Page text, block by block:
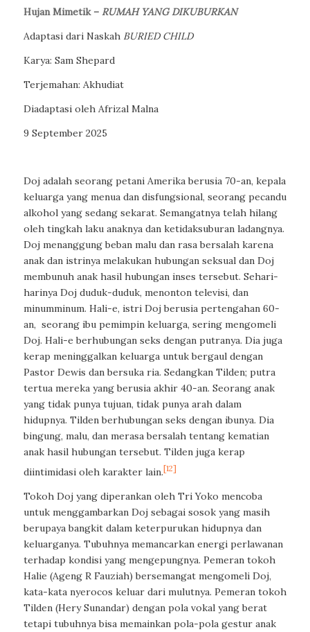
Hujan Mimetik – RUMAH YANG DIKUBURKAN
Adaptasi dari Naskah BURIED CHILD
Karya: Sam Shepard
Terjemahan: Akhudiat
Diadaptasi oleh Afrizal Malna
9 September 2025
Doj adalah seorang petani Amerika berusia 70-an, kepala
keluarga yang menua dan disfungsional, seorang pecandu
alkohol yang sedang sekarat. Semangatnya telah hilang
oleh tingkah laku anaknya dan ketidaksuburan ladangnya.
Doj menanggung beban malu dan rasa bersalah karena
anak dan istrinya melakukan hubungan seksual dan Doj
membunuh anak hasil hubungan inses tersebut. Sehari-
harinya Doj duduk-duduk, menonton televisi, dan
minumminum. Hali-e, istri Doj berusia pertengahan 60-
an, seorang ibu pemimpin keluarga, sering mengomeli
Doj. Hali-e berhubungan seks dengan putranya. Dia juga
kerap meninggalkan keluarga untuk bergaul dengan
Pastor Dewis dan bersuka ria. Sedangkan Tilden; putra
tertua mereka yang berusia akhir 40-an. Seorang anak
yang tidak punya tujuan, tidak punya arah dalam
hidupnya. Tilden berhubungan seks dengan ibunya. Dia
bingung, malu, dan merasa bersalah tentang kematian
anak hasil hubungan tersebut. Tilden juga kerap
diintimidasi oleh karakter lain.[12]
Tokoh Doj yang diperankan oleh Tri Yoko mencoba
untuk menggambarkan Doj sebagai sosok yang masih
berupaya bangkit dalam keterpurukan hidupnya dan
keluarganya. Tubuhnya memancarkan energi perlawanan
terhadap kondisi yang mengepungnya. Pemeran tokoh
Halie (Ageng R Fauziah) bersemangat mengomeli Doj,
kata-kata nyerocos keluar dari mulutnya. Pemeran tokoh
Tilden (Hery Sunandar) dengan pola vokal yang berat
tetapi tubuhnya bisa memainkan pola-pola gestur anak